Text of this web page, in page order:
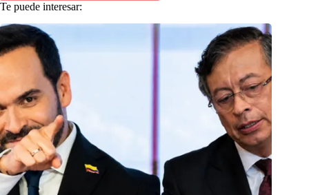
Te puede interesar: